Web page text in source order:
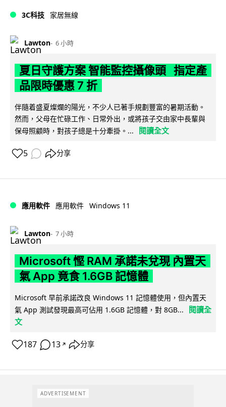
3C科技 家居無線
Lawton 6 小時
夏日守護方案 智能監控攝像頭 指定產
品限時優惠 7 折
伴隨着盛夏燦爛的陽光，不少人已著手規劃豐富的暑期活動。
然而，父母在忙碌工作、日常外出，或將孩子交由家中長輩與
保母照顧時，對孩子總是十分牽掛。...
閱讀全文
5 分享
應用軟件 應用軟件 Windows 11
Lawton 7 小時
Microsoft 慳 RAM 承諾未兌現 內置天
氣 App 竟食 1.6GB 記憶體
Microsoft 早前承諾改良 Windows 11 記憶體使用，但內置天
氣 App 測試發現最高可佔用 1.6GB 記憶體，對 8GB...
閱讀全
文
187 13 ↗ 分享
ADVERTISEMENT